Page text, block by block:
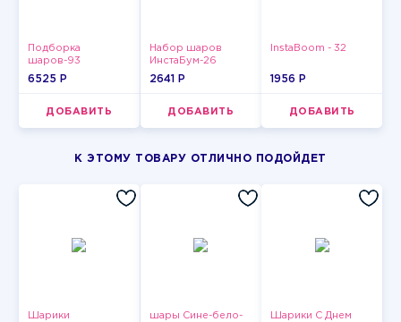
Подборка
шаров-93
6525 P
ДОБАВИТЬ
Набор шаров
ИнстаБум-26
2641 P
ДОБАВИТЬ
InstaBoom - 32
1956 P
ДОБАВИТЬ
К ЭТОМУ ТОВАРУ ОТЛИЧНО ПОДОЙДЕТ
Шарики
шары Сине-бело-
Шарики С Днем